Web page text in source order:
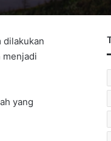
dilakukan
menjadi
yang